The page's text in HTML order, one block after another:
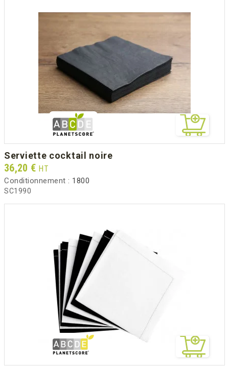
serviette cocktail noire
Prix
36,20 € HT
Conditionnement : 1800
SC1990